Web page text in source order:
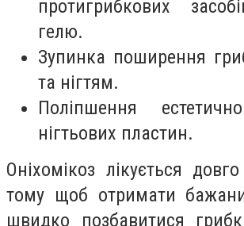
протигрибкових
гелю.
Зупинка поширення
та нігтям.
Поліпшення
нігтьових пластин.
Оніхомікоз лікується
тому щоб отримати
швидко позбавитися